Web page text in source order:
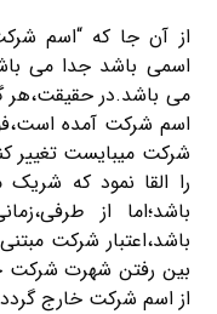
از آن جا که “اسم
اسمی باشد جدا می
می باشد.در حقیقت،هر
اسم شرکت آمده
شرکت میبایست تغییر
را القا نمود که
باشد؛اما از
باشد،اعتبار شرکت
بین رفتن شهرت شرکت
از اسم شرکت خارج